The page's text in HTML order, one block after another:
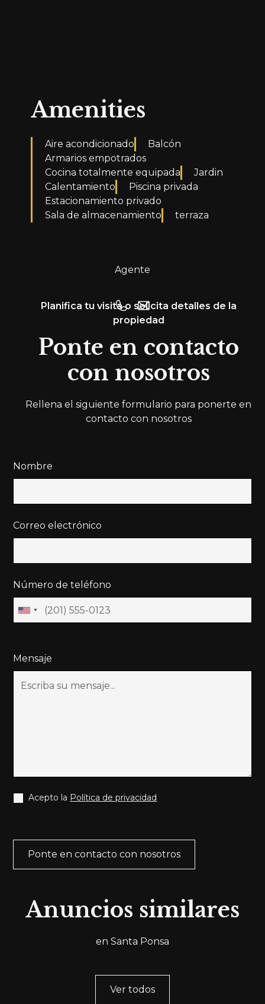
Amenities
Aire acondicionado
Balcón
Armarios empotrados
Cocina totalmente equipada
Jardin
Calentamiento
Piscina privada
Estacionamiento privado
Sala de almacenamiento
terraza
Agente
Planifica tu visita o solicita detalles de la
propiedad
Ponte en contacto
con nosotros
Rellena el siguiente formulario para ponerte en
contacto con nosotros
Nombre
Correo electrónico
Número de teléfono
Mensaje
Acepto la Política de privacidad
Anuncios similares
en Santa Ponsa
Ver todos
Ref.SH058